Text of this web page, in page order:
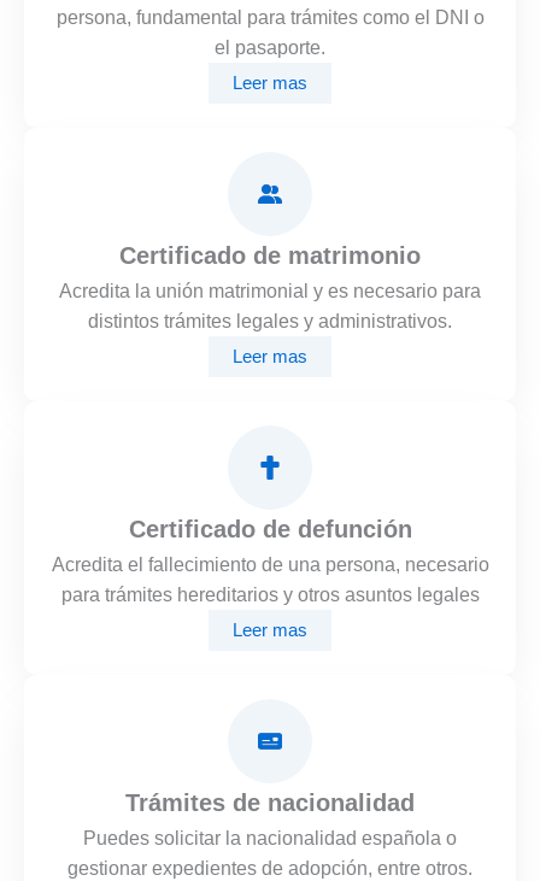
persona, fundamental para trámites como el DNI o
el pasaporte.
Leer mas
Certificado de matrimonio
Acredita la unión matrimonial y es necesario para
distintos trámites legales y administrativos.
Leer mas
Certificado de defunción
Acredita el fallecimiento de una persona, necesario
para trámites hereditarios y otros asuntos legales
Leer mas
Trámites de nacionalidad
Puedes solicitar la nacionalidad española o
gestionar expedientes de adopción, entre otros.